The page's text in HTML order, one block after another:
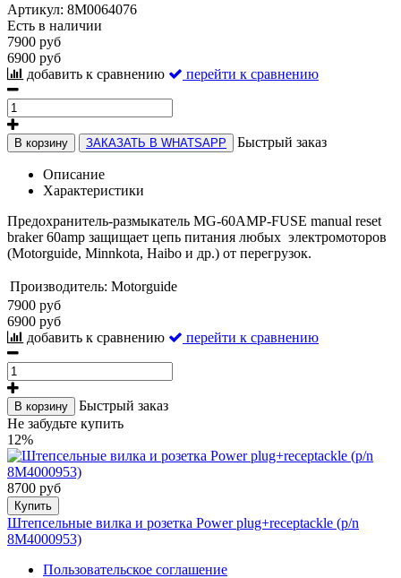
Артикул: 8M0064076
Есть в наличии
7900 руб
6900 руб
добавить к сравнению
перейти к сравнению
В корзину ЗАКАЗАТЬ В WHATSAPP Быстрый заказ
Описание
Характеристики
Предохранитель-размыкатель MG-60AMP-FUSE manual reset
braker 60amp защищает цепь питания любых электромоторов
(Motorguide, Minnkota, Haibo и др.) от перегрузок.
Производитель: Motorguide
7900 руб
6900 руб
добавить к сравнению
перейти к сравнению
В корзину
Быстрый заказ
Не забудьте купить
12%
8700 руб
Купить
Штепсельные вилка и розетка Power plug+receptackle (p/n
8M4000953)
Пользовательское соглашение